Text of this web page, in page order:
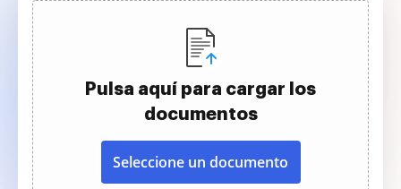
Pulsa aquí para cargar los
documentos
Seleccione un documento